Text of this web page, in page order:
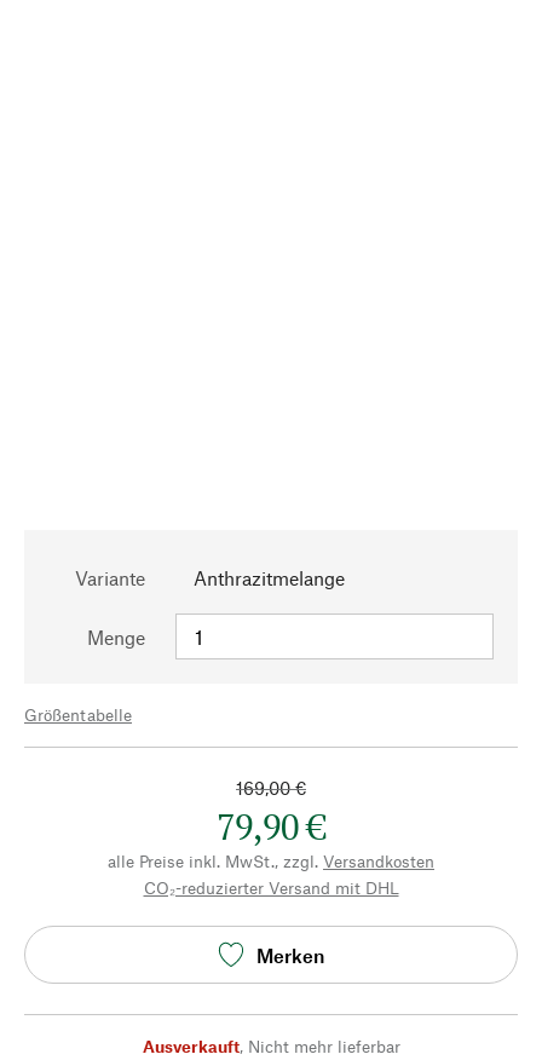
Variante Anthrazitmelange
Menge
Größentabelle
169,00 €
79,90 €
alle Preise inkl. MwSt., zzgl. Versandkosten
CO₂-reduzierter Versand mit DHL
Merken
Ausverkauft, Nicht mehr lieferbar